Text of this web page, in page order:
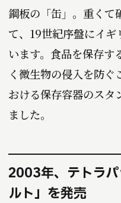
鋼板の「缶」。重くて
て、19世紀序盤にイ
います。食品を保存す
く微生物の侵入を防
おける保存容器のスタ
ました。
2003年、テトラ
ルト」を発売